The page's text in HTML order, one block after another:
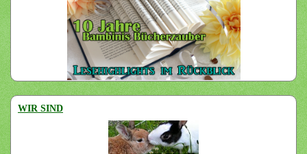
WIR SIND